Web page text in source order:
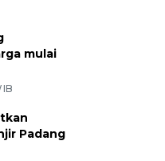
mulai
Padang